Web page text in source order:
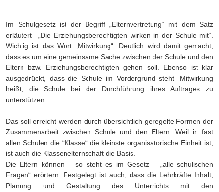
Im Schulgesetz ist der Begriff „Elternvertretung“ mit dem Satz
erläutert „Die Erziehungsberechtigten wirken in der Schule mit“.
Wichtig ist das Wort „Mitwirkung“. Deutlich wird damit gemacht,
dass es um eine gemeinsame Sache zwischen der Schule und den
Eltern bzw. Erziehungsberechtigten gehen soll. Ebenso ist klar
ausgedrückt, dass die Schule im Vordergrund steht. Mitwirkung
heißt, die Schule bei der Durchführung ihres Auftrages zu
unterstützen.
Das soll erreicht werden durch übersichtlich geregelte Formen der
Zusammenarbeit zwischen Schule und den Eltern. Weil in fast
allen Schulen die “Klasse“ die kleinste organisatorische Einheit ist,
ist auch die Klassenelternschaft die Basis.
Die Eltern können – so steht es im Gesetz – „alle schulischen
Fragen“ erörtern. Festgelegt ist auch, dass die Lehrkräfte Inhalt,
Planung und Gestaltung des Unterrichts mit den